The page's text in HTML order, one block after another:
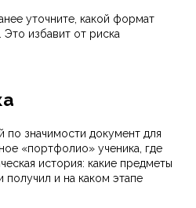
уточните, какой формат
Это избавит от риска
по значимости документ для
«портфолио» ученика, где
история: какие предметы
получил и на каком этапе